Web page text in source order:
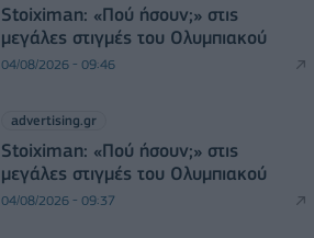
Stoiximan: «Πού ήσουν;» στις
μεγάλες στιγμές του Ολυμπιακού
04/08/2026 - 09:46
advertising.gr
Stoiximan: «Πού ήσουν;» στις
μεγάλες στιγμές του Ολυμπιακού
04/08/2026 - 09:37